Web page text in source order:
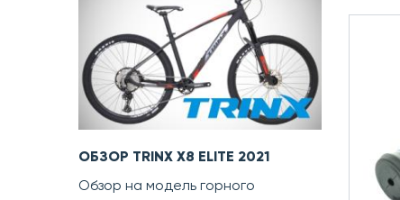
ОБЗОР TRINX X8 ELITE 2021
Обзор на модель горного